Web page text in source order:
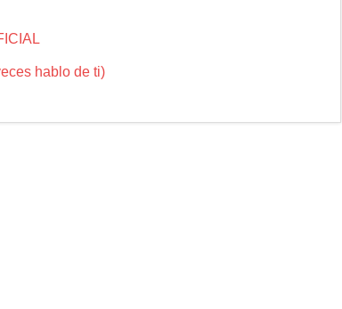
hablo de ti)